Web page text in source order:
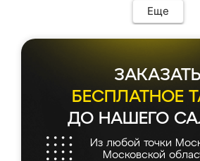
мебель сразу встала на свое
каких-либо доработок.
довольна, все выглядит так,
Еще
ЗАКАЗАТЬ
БЕСПЛАТНОЕ
ДО НАШЕГО
Из любой точки
Московской